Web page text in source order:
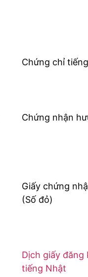
Chứng chỉ
Chứng nhận
Giấy chứng
(Số đỏ)
Dịch giấy đăng
tiếng Nhật